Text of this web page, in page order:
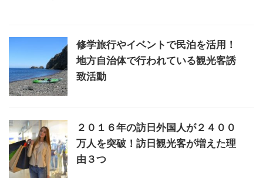
修学旅行やイベントで民泊を活用！
地方自治体で行われている観光客誘
致活動
２０１６年の訪日外国人が２４００
万人を突破！訪日観光客が増えた理
由３つ